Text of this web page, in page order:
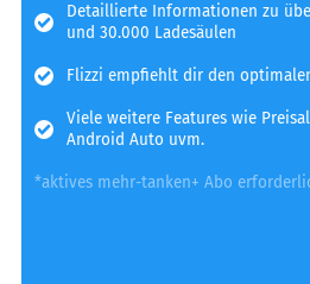
Detaillierte Informationen zu
und 30.000 Ladesäulen
Flizzi empfiehlt dir den
Viele weitere Features wie
Android Auto uvm.
*aktives mehr-tanken+ Abo